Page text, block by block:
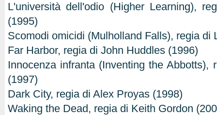
L'università dell'odio (Higher Learning),
(1995)
Scomodi omicidi (Mulholland Falls), regia di
Far Harbor, regia di John Huddles (1996)
Innocenza infranta (Inventing the Abbotts),
(1997)
Dark City, regia di Alex Proyas (1998)
Waking the Dead, regia di Keith Gordon